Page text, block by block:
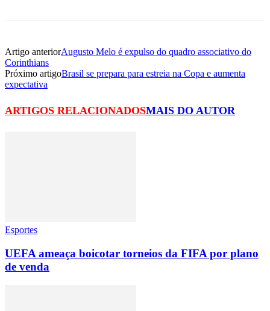
Artigo anteriorAugusto Melo é expulso do quadro associativo do
Corinthians
Próximo artigoBrasil se prepara para estreia na Copa e aumenta
expectativa
ARTIGOS RELACIONADOSMAIS DO AUTOR
Esportes
UEFA ameaça boicotar torneios da FIFA por plano
de venda